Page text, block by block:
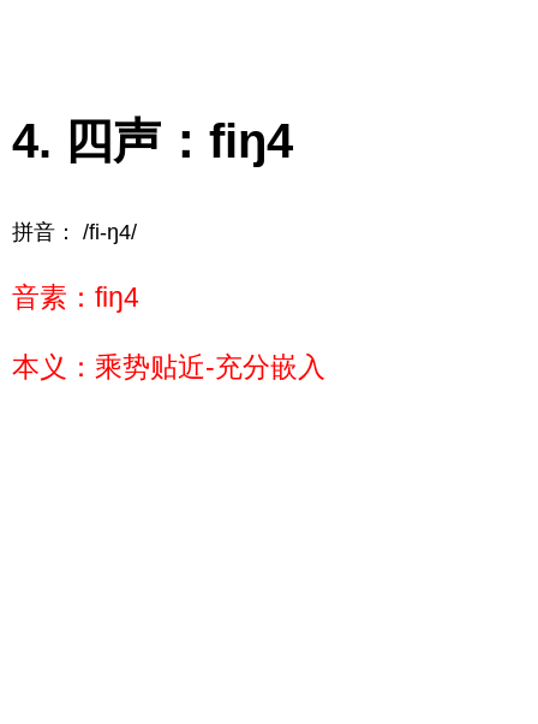
四声：fiŋ4
拼音： /fi-ŋ4/
音素：fiŋ4
本义：乘势贴近-充分嵌入